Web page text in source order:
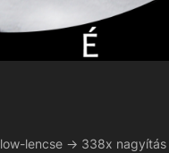
lencse -> 338x nagyítás